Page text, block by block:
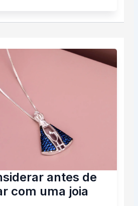
antes de
com uma joia